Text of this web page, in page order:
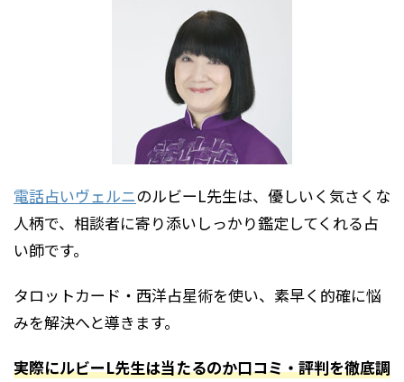
電話占いヴェルニのルビーL先生は、優しいく気さくな
人柄で、相談者に寄り添いしっかり鑑定してくれる占
い師です。
タロットカード・西洋占星術を使い、素早く的確に悩
みを解決へと導きます。
実際にルビーL先生は当たるのか口コミ・評判を徹底調